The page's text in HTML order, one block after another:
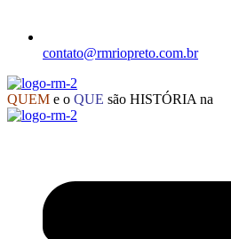
contato@rmriopreto.com.br
QUEM e o QUE são HISTÓRIA na